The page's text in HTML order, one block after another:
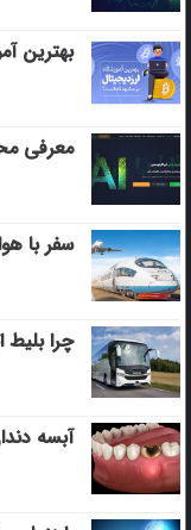
بهترین
معرفی
سفر با
چرا
آبسه